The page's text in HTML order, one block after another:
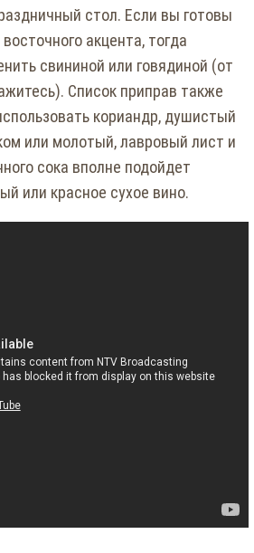
стол. Если вы готовы
акцента, тогда
свининой или говядиной (от
Список приправ также
кориандр, душистый
или молотый, лавровый лист и
сока вполне подойдет
или красное сухое вино.